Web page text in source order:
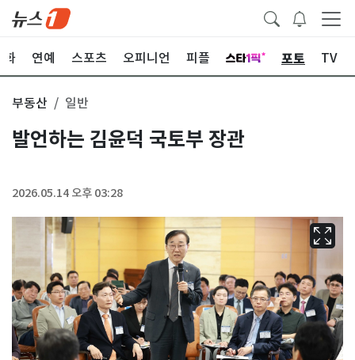
화 연예 스포츠 오피니언 피플 포토 TV
부동산 일반
발언하는 김윤덕 국토부 장관
2026.05.14 오후 03:28